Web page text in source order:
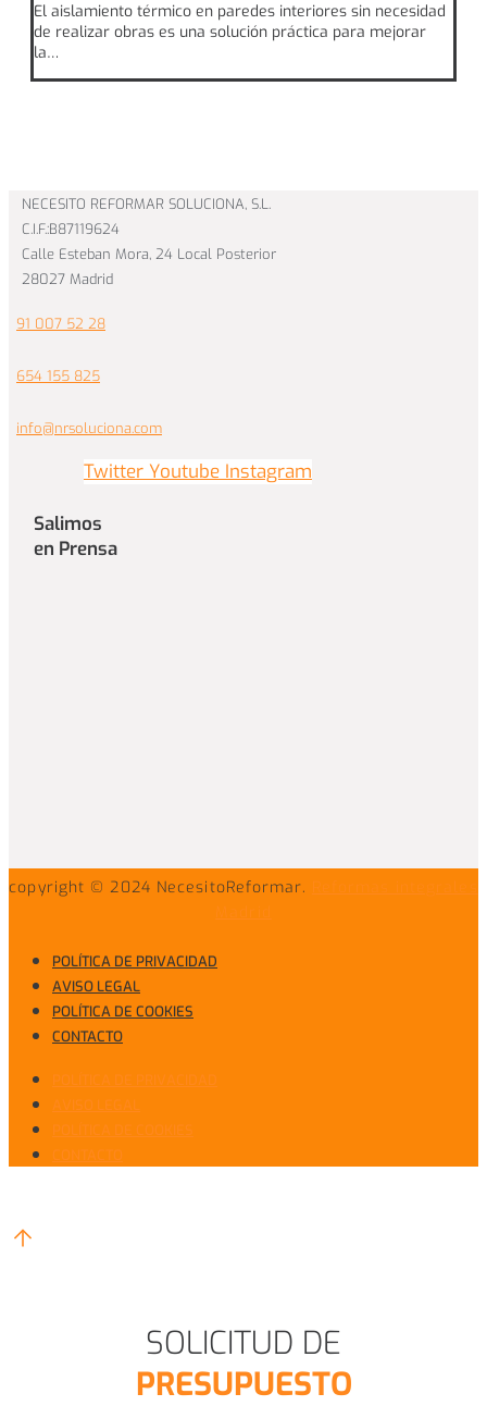
El aislamiento térmico en paredes interiores sin necesidad
de realizar obras es una solución práctica para mejorar
la…
NECESITO REFORMAR SOLUCIONA, S.L.
C.I.F.:B87119624
Calle Esteban Mora, 24 Local Posterior
28027 Madrid
91 007 52 28
654 155 825
info@nrsoluciona.com
Twitter Youtube Instagram
Salimos
en Prensa
copyright © 2024 NecesitoReformar.
Madrid
POLÍTICA DE PRIVACIDAD
AVISO LEGAL
POLÍTICA DE COOKIES
CONTACTO
POLÍTICA DE PRIVACIDAD
AVISO LEGAL
POLÍTICA DE COOKIES
CONTACTO
SOLICITUD DE
PRESUPUESTO